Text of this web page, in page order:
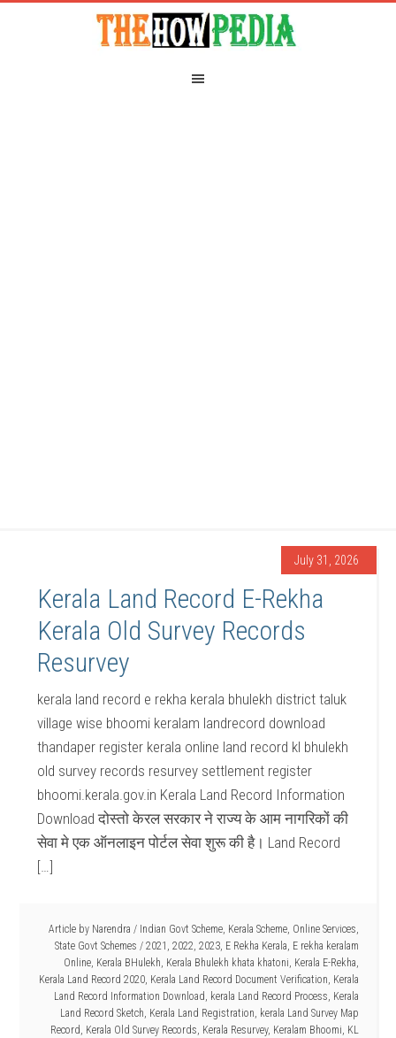
July 31, 2026
Kerala Land Record E-Rekha
Kerala Old Survey Records
Resurvey
kerala land record e rekha kerala bhulekh district taluk
village wise bhoomi keralam landrecord download
thandaper register kerala online land record kl bhulekh
old survey records resurvey settlement register
bhoomi.kerala.gov.in Kerala Land Record Information
Download दोस्तो केरल सरकार ने राज्य के आम नागरिकों की
सेवा मे एक ऑनलाइन पोर्टल सेवा शुरू की है। Land Record
[…]
Article by Narendra / Indian Govt Scheme, Kerala Scheme, Online Services,
State Govt Schemes / 2021 , 2022, 2023, E Rekha Kerala, E rekha keralam
Online, Kerala BHulekh, Kerala Bhulekh khata khatoni, Kerala E-Rekha,
Kerala Land Record 2020, Kerala Land Record Document Verification, Kerala
Land Record Information Download, kerala Land Record Process, Kerala
Land Record Sketch, Kerala Land Registration, kerala Land Survey Map
Record, Kerala Old Survey Records, Kerala Resurvey, Keralam Bhoomi, KL